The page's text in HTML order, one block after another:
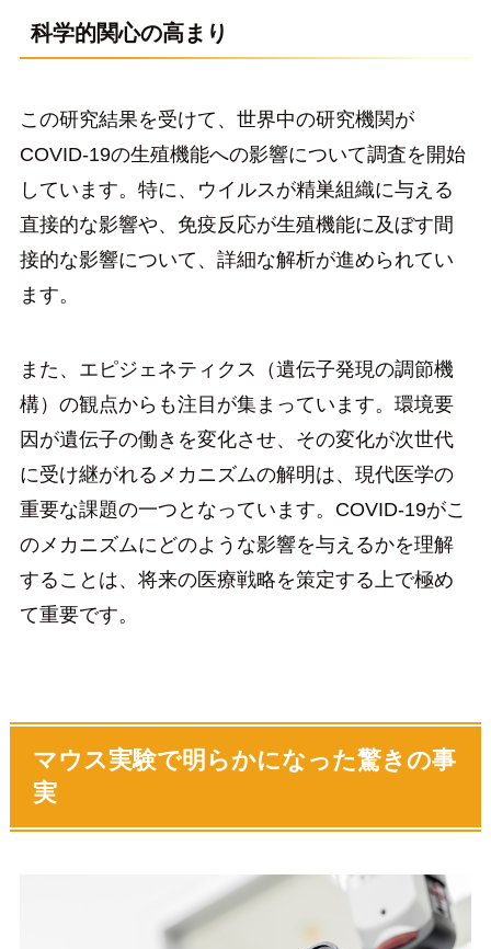
科学的関心の高まり
この研究結果を受けて、世界中の研究機関が
COVID-19の生殖機能への影響について調査を開始
しています。特に、ウイルスが精巣組織に与える
直接的な影響や、免疫反応が生殖機能に及ぼす間
接的な影響について、詳細な解析が進められてい
ます。
また、エピジェネティクス（遺伝子発現の調節機
構）の観点からも注目が集まっています。環境要
因が遺伝子の働きを変化させ、その変化が次世代
に受け継がれるメカニズムの解明は、現代医学の
重要な課題の一つとなっています。COVID-19がこ
のメカニズムにどのような影響を与えるかを理解
することは、将来の医療戦略を策定する上で極め
て重要です。
マウス実験で明らかになった驚きの事
実